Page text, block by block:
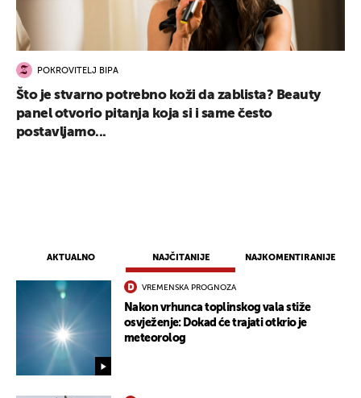
AKTUALNO NAJČITANIJE NAJKOMENTIRANIJE
VREMENSKA PROGNOZA
Nakon vrhunca toplinskog vala stiže
osvježenje: Dokad će trajati otkrio je
meteorolog
POKROVITELJ BIPA
Što je stvarno potrebno koži da zablista? Beauty
panel otvorio pitanja koja si i same često
postavljamo...